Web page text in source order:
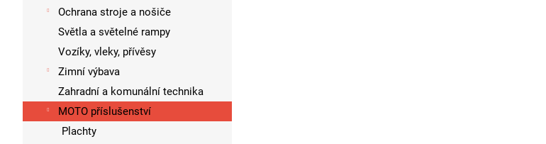
Ochrana stroje a nošiče
Světla a světelné rampy
Vozíky, vleky, přívěsy
Zimní výbava
Zahradní a komunální technika
MOTO příslušenství
Plachty